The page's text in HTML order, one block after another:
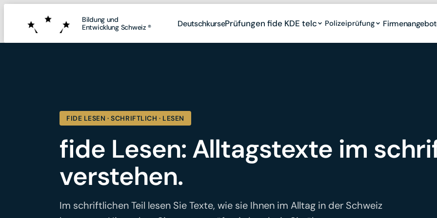
Bildung und
Entwicklung Schweiz ®
DeutschkursePrüfungen fide KDE telc Polizeiprüfung
Bildung und
Entwicklung Schweiz ®
DeutschkursePrüfungen fide KDE telc Polizeiprüfung
FIDE LESEN ·SCHRIFTLICH · LESEN
fide Lesen: Alltagstexte im
verstehen.
Im schriftlichen Teil lesen Sie Texte, wie sie Ihnen im Alltag in der Schweiz